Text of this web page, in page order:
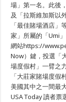
場」第一名。此後
及「拉斯維加斯以
「最佳賭場酒店」
家」所屬的「Umi
網站https://
Now）鍵，投選「
場度假村」一臂之
「大莊家賭場度
美國其中之一間最
USA Today 讀者票